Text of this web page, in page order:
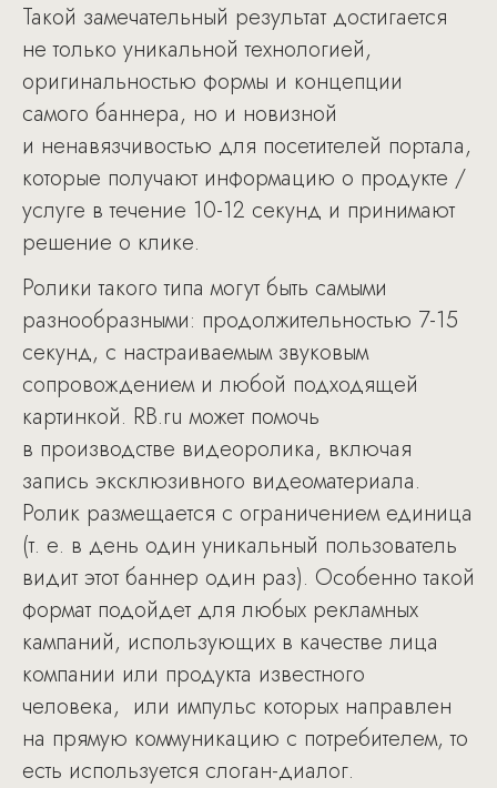
Такой замечательный результат достигается
не только уникальной технологией,
оригинальностью формы и концепции
самого баннера, но и новизной
и ненавязчивостью для посетителей портала,
которые получают информацию о продукте /
услуге в течение 10-12 секунд и принимают
решение о клике.
Ролики такого типа могут быть самыми
разнообразными: продолжительностью 7-15
секунд, с настраиваемым звуковым
сопровождением и любой подходящей
картинкой. RB.ru может помочь
в производстве видеоролика, включая
запись эксклюзивного видеоматериала.
Ролик размещается с ограничением единица
(т. е. в день один уникальный пользователь
видит этот баннер один раз). Особенно такой
формат подойдет для любых рекламных
кампаний, использующих в качестве лица
компании или продукта известного
человека, или импульс которых направлен
на прямую коммуникацию с потребителем, то
есть используется слоган-диалог.